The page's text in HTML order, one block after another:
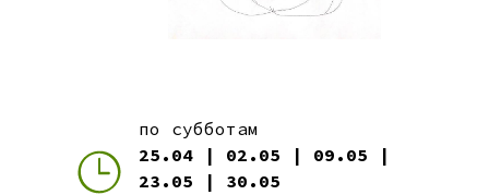
по субботам
25.04 | 02.05 | 09.05 |
23.05 | 30.05